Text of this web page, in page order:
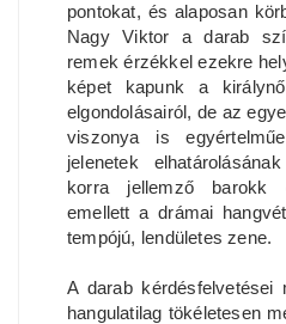
pontokat, és alaposan
Nagy Viktor a darab
remek érzékkel ezekre
képet kapunk a
elgondolásairól, de az
viszonya is
jelenetek
korra jellemző barokk
emellett a drámai
tempójú, lendületes zene.
A darab kérdésfelvetései
hangulatilag tökéletesen